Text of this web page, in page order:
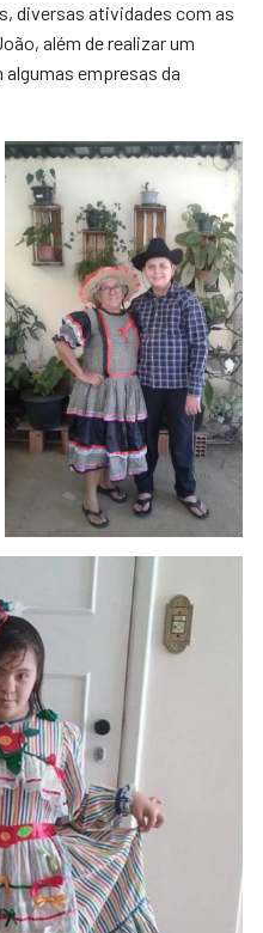
diversas atividades com as
além de realizar um
algumas empresas da